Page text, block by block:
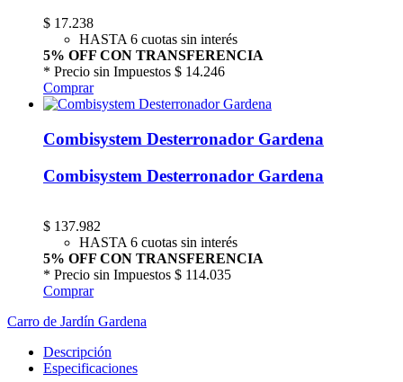
$ 17.238
HASTA 6 cuotas sin interés
5% OFF CON TRANSFERENCIA
* Precio sin Impuestos $ 14.246
Comprar
Combisystem Desterronador Gardena
Combisystem Desterronador Gardena
$ 137.982
HASTA 6 cuotas sin interés
5% OFF CON TRANSFERENCIA
* Precio sin Impuestos $ 114.035
Comprar
Carro de Jardín Gardena
Descripción
Especificaciones